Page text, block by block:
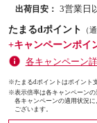
出荷目安： 3営業日
たまるdポイント
（
+キャンペーンポイ
各キャンペーン
※たまるdポイントはポイント
※表示倍率は各キャンペーンの
各キャンペーンの適用状況
ございます。